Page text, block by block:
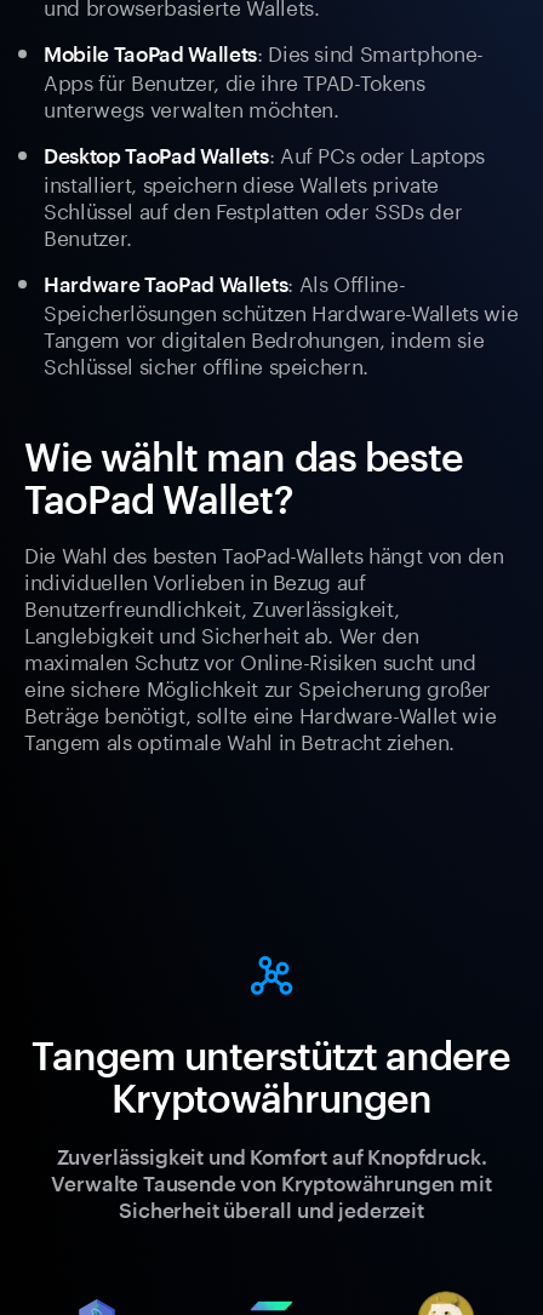
Mobile TaoPad Wallets: Dies sind Smartphone-
Apps für Benutzer, die ihre TPAD-Tokens
unterwegs verwalten möchten.
Desktop TaoPad Wallets: Auf PCs oder Laptops
installiert, speichern diese Wallets private
Schlüssel auf den Festplatten oder SSDs der
Benutzer.
Hardware TaoPad Wallets: Als Offline-
Speicherlösungen schützen Hardware-Wallets wie
Tangem vor digitalen Bedrohungen, indem sie
Schlüssel sicher offline speichern.
Wie wählt man das beste
TaoPad Wallet?
Die Wahl des besten TaoPad-Wallets hängt von den
individuellen Vorlieben in Bezug auf
Benutzerfreundlichkeit, Zuverlässigkeit,
Langlebigkeit und Sicherheit ab. Wer den
maximalen Schutz vor Online-Risiken sucht und
eine sichere Möglichkeit zur Speicherung großer
Beträge benötigt, sollte eine Hardware-Wallet wie
Tangem als optimale Wahl in Betracht ziehen.
Tangem unterstützt andere
Kryptowährungen
Zuverlässigkeit und Komfort auf Knopfdruck.
Verwalte Tausende von Kryptowährungen mit
Sicherheit überall und jederzeit